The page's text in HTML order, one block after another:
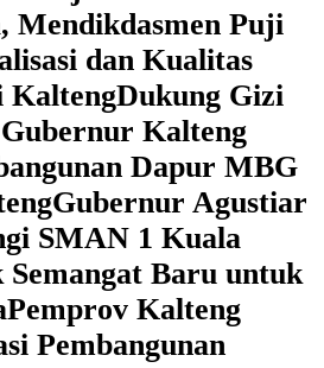
Mendikdasmen Puji
dan Kualitas
Kalteng‎Dukung Gizi
Kalteng
Dapur MBG
‎Gubernur Agustiar
SMAN 1 Kuala
Semangat Baru untuk
‎Pemprov Kalteng
Pembangunan